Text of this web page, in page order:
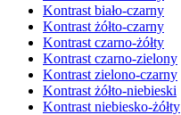
Kontrast biało-czarny
Kontrast żółto-czarny
Kontrast czarno-żółty
Kontrast czarno-zielony
Kontrast zielono-czarny
Kontrast żółto-niebieski
Kontrast niebiesko-żółty